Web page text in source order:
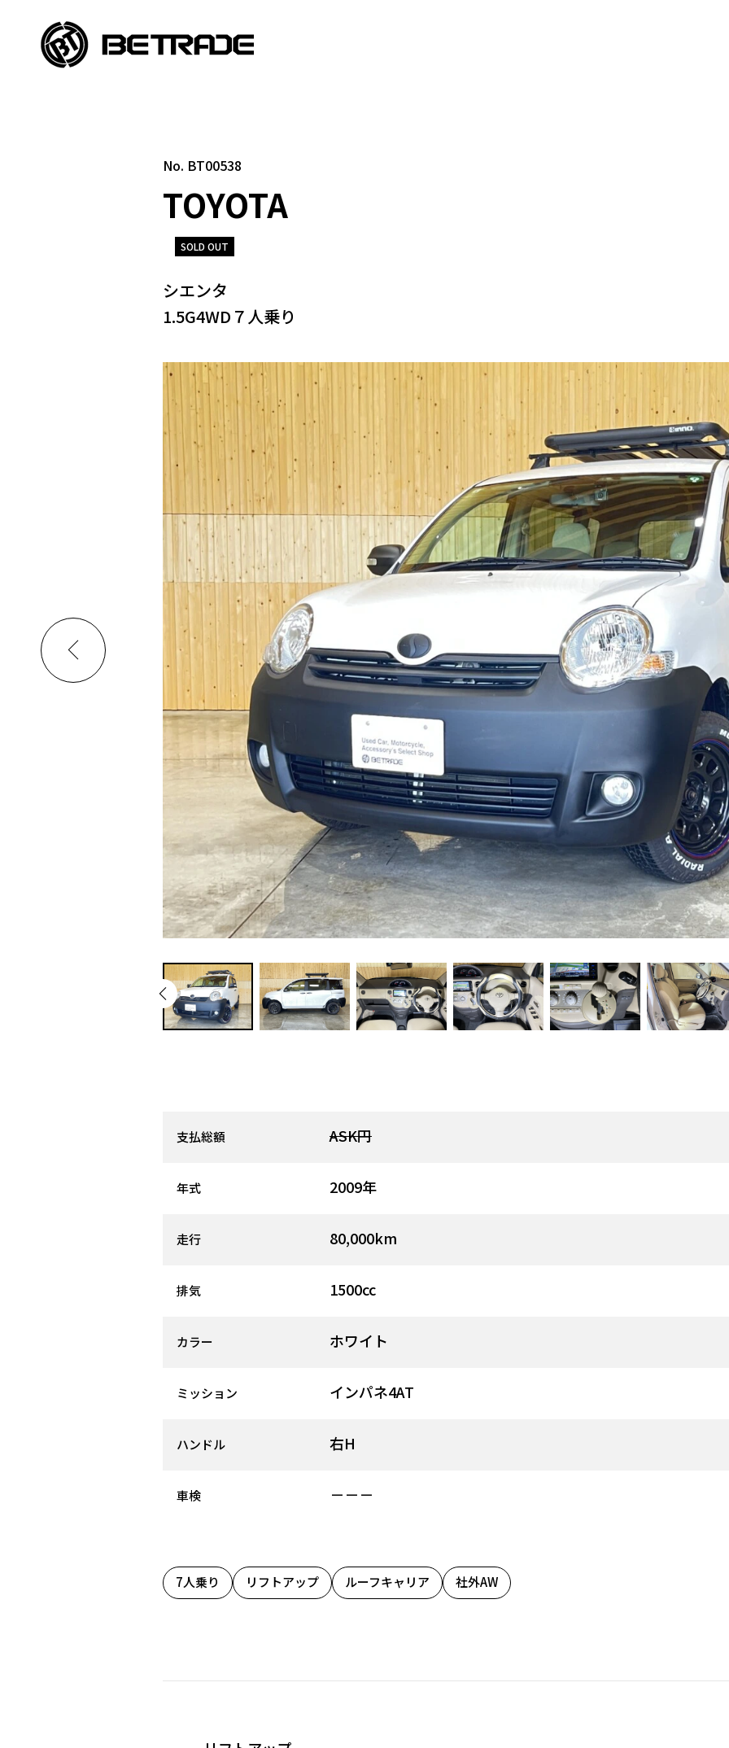
No. BT00538
TOYOTA
SOLD OUT
シエンタ
1.5G4WD７人乗り
支払総額 ASK円
年式 2009年
走行 80,000km
排気 1500cc
カラー ホワイト
ミッション インパネ4AT
ハンドル 右H
車検 －－－
7人乗り リフトアップ ルーフキャリア 社外AW